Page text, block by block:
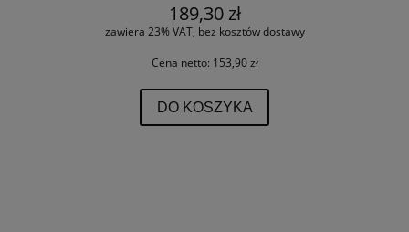
189,30 zł
zawiera 23% VAT, bez kosztów dostawy
Cena netto: 153,90 zł
DO KOSZYKA